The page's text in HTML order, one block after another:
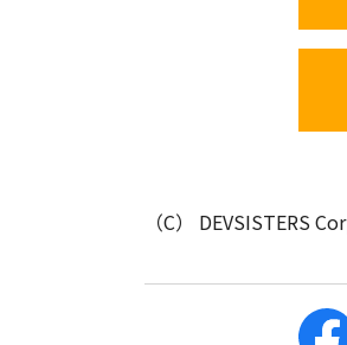
（C） DEVSISTERS